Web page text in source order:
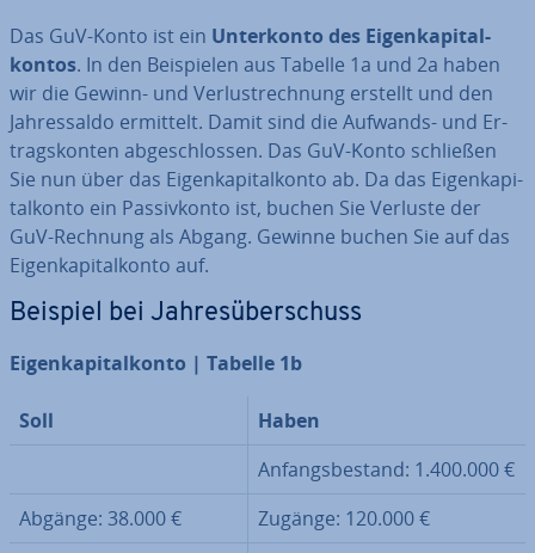
Das GuV-Konto ist ein Un­ter­kon­to des Ei­gen­ka­pi­tal­
kon­tos. In den Bei­spie­len aus Tabelle 1a und 2a haben
wir die Gewinn- und Ver­lust­rech­nung erstellt und den
Jah­res­sal­do ermittelt. Damit sind die Aufwands- und Er­
trags­kon­ten ab­ge­schlos­sen. Das GuV-Konto schließen
Sie nun über das Ei­gen­ka­pi­tal­kon­to ab. Da das Ei­gen­ka­pi­
tal­kon­to ein Pas­siv­kon­to ist, buchen Sie Verluste der
GuV-Rechnung als Abgang. Gewinne buchen Sie auf das
Ei­gen­ka­pi­tal­kon­to auf.
Beispiel bei Jah­res­über­schuss
Ei­gen­ka­pi­tal­kon­to | Tabelle 1b
Soll
Haben
An­fangs­be­stand: 1.400.000 €
Abgänge: 38.000 €
Zugänge: 120.000 €